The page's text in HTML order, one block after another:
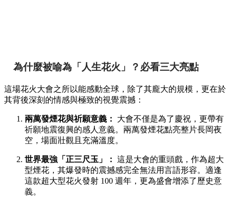
為什麼被喻為「人生花火」？必看三大亮點
這場花火大會之所以能感動全球，除了其龐大的規模，更在於
其背後深刻的情感與極致的視覺震撼：
兩萬發煙花與祈願意義：
大會不僅是為了慶祝，更帶有
祈願地震復興的感人意義。兩萬發煙花點亮整片長岡夜
空，場面壯觀且充滿溫度。
世界最強「正三尺玉」： 這是大會的重頭戲，作為超大
型煙花，其爆發時的震撼感完全無法用言語形容。適逢
這款超大型花火發射 100 週年，更為盛會增添了歷史意
義。